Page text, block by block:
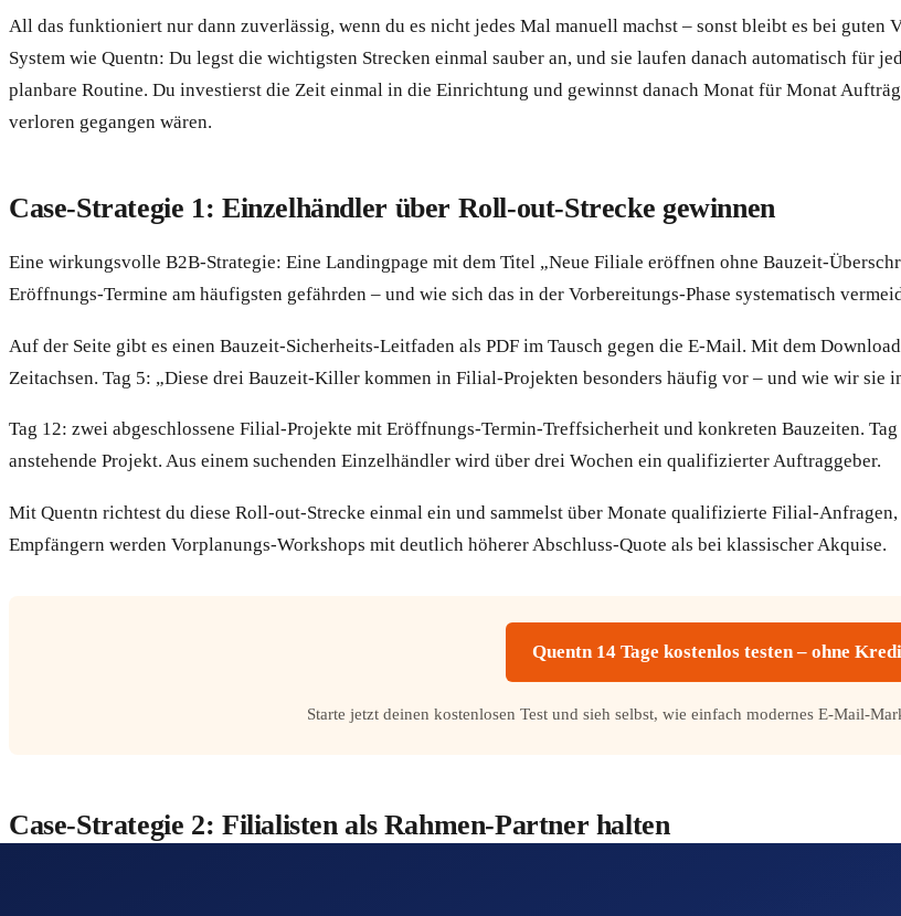
All das funktioniert nur dann zuverlässig, wenn du es nicht jedes Mal manuell machst – sonst bleibt es bei guten
System wie Quentn: Du legst die wichtigsten Strecken einmal sauber an, und sie laufen danach automatisch für
planbare Routine. Du investierst die Zeit einmal in die Einrichtung und gewinnst danach Monat für Monat
verloren gegangen wären.
Case-Strategie 1: Einzelhändler über Roll-out-Strecke gewinnen
Eine wirkungsvolle B2B-Strategie: Eine Landingpage mit dem Titel „Neue Filiale eröffnen ohne Bauzeit-
Eröffnungs-Termine am häufigsten gefährden – und wie sich das in der Vorbereitungs-Phase systematisch
Auf der Seite gibt es einen Bauzeit-Sicherheits-Leitfaden als PDF im Tausch gegen die E-Mail. Mit dem
Zeitachsen. Tag 5: „Diese drei Bauzeit-Killer kommen in Filial-Projekten besonders häufig vor – und wie wir sie
Tag 12: zwei abgeschlossene Filial-Projekte mit Eröffnungs-Termin-Treffsicherheit und konkreten Bauzeiten.
anstehende Projekt. Aus einem suchenden Einzelhändler wird über drei Wochen ein qualifizierter Auftraggeber.
Mit Quentn richtest du diese Roll-out-Strecke einmal ein und sammelst über Monate qualifizierte Filial-Anfragen,
Empfängern werden Vorplanungs-Workshops mit deutlich höherer Abschluss-Quote als bei klassischer Akquise.
Quentn 14 Tage kostenlos testen – ohne
Starte jetzt deinen kostenlosen Test und sieh selbst, wie einfach modernes E-Mail-
Case-Strategie 2: Filialisten als Rahmen-Partner halten